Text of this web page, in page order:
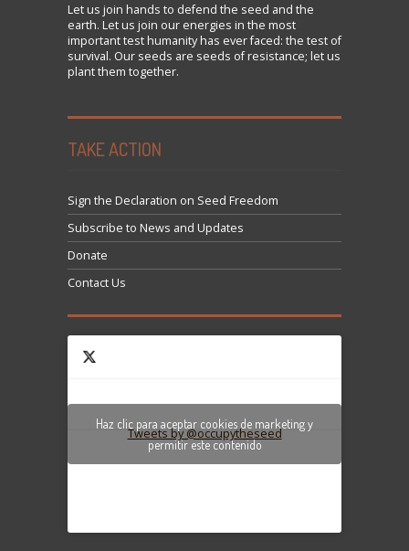
Let us join hands to defend the seed and the
earth. Let us join our energies in the most
important test humanity has ever faced: the test of
survival. Our seeds are seeds of resistance; let us
plant them together.
TAKE ACTION
Sign the Declaration on Seed Freedom
Subscribe to News and Updates
Donate
Contact Us
Tweets by @occupytheseed
Haz clic para aceptar cookies de marketing y
permitir este contenido